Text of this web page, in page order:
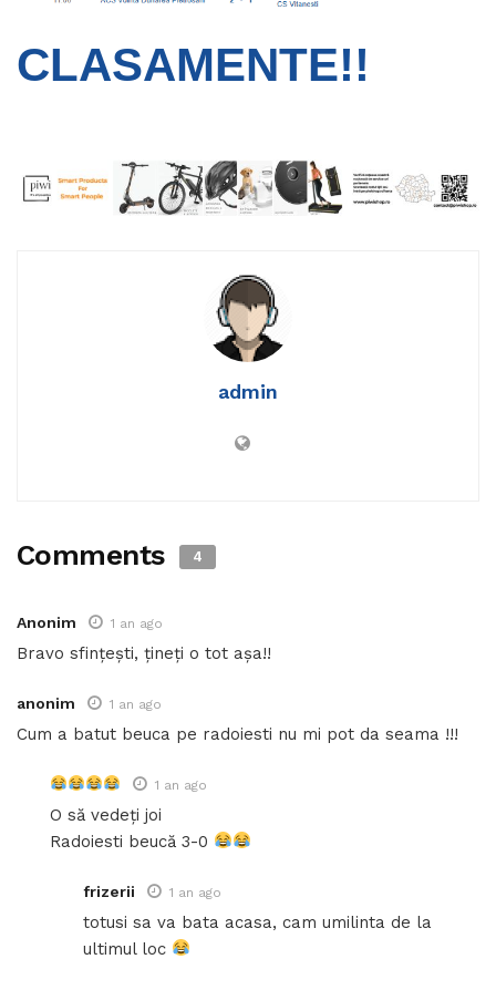
CLASAMENTE!!
admin
Comments 4
Anonim 1 an ago
Bravo sfințești, țineți o tot așa!!
anonim 1 an ago
Cum a batut beuca pe radoiesti nu mi pot da seama !!!
1 an ago
O să vedeți joi
Radoiesti beucă 3-0
frizerii 1 an ago
totusi sa va bata acasa, cam umilinta de la
ultimul loc